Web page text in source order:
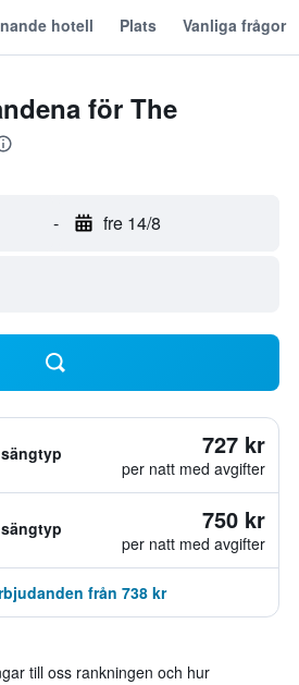
hotell Plats Vanliga frågor
för The
- fre 14/8
727 kr
per natt med avgifter
750 kr
per natt med avgifter
från 738 kr
till oss rankningen och hur